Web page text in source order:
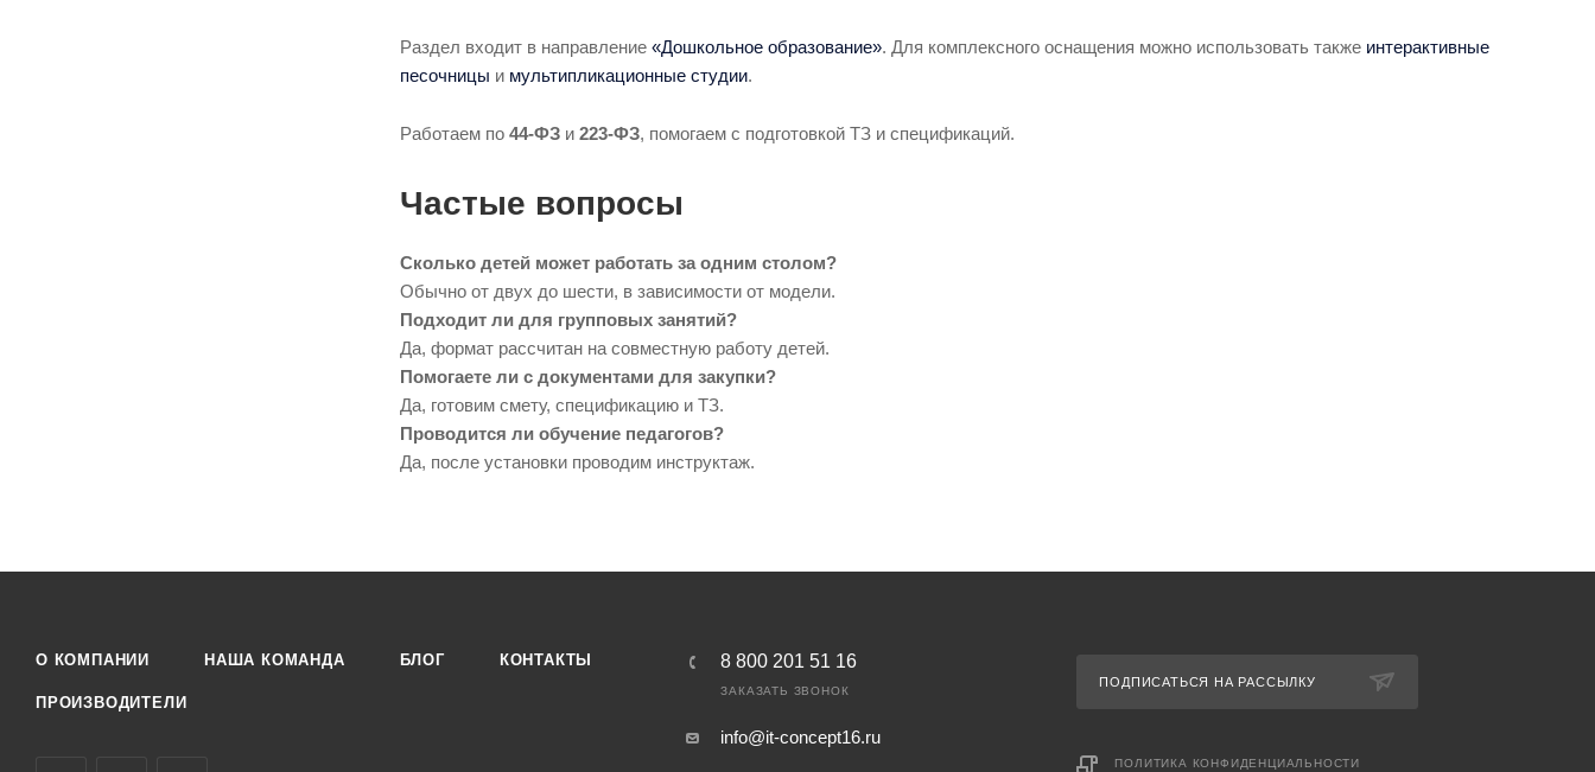
Раздел входит в направление «Дошкольное образование». Для комплексного оснащения можно использовать также интерактивные
песочницы и мультипликационные студии.
Работаем по 44-ФЗ и 223-ФЗ, помогаем с подготовкой ТЗ и спецификаций.
Частые вопросы
Сколько детей может работать за одним столом?
Обычно от двух до шести, в зависимости от модели.
Подходит ли для групповых занятий?
Да, формат рассчитан на совместную работу детей.
Помогаете ли с документами для закупки?
Да, готовим смету, спецификацию и ТЗ.
Проводится ли обучение педагогов?
Да, после установки проводим инструктаж.
О КОМПАНИИ НАША КОМАНДА БЛОГ КОНТАКТЫ
ПРОИЗВОДИТЕЛИ
8 800 201 51 16
ЗАКАЗАТЬ ЗВОНОК
info@it-concept16.ru
ПОДПИСАТЬСЯ НА РАССЫЛКУ
ПОЛИТИКА КОНФИДЕНЦИАЛЬНОСТИ